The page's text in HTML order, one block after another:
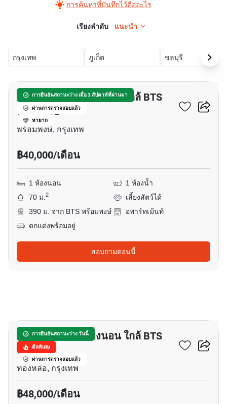
การค้นหาที่บันทึกไว้คืออะไร
เรียงลำดับ แนะนำ
กรุงเทพ ภูเก็ต ชลบุรี
การยืนยันสถานะว่าง เมื่อ 3 สัปดาห์ที่ผ่านมา
ผ่านการตรวจสอบแล้ว
หายาก
อพาร์ทเมนต์ 1-ห้องนอน ใกล้ BTS
พร้อมพงษ์
พร้อมพงษ์, กรุงเทพ
฿40,000/เดือน
1 ห้องนอน
1 ห้องน้ำ
70 ม.2
เลี้ยงสัตว์ได้
390 ม. จาก BTS พร้อมพงษ์
อพาร์ทเม้นท์
ตกแต่งพร้อมอยู่
สอบถามตอนนี้
การยืนยันสถานะว่าง วันนี้
ดีลพิเศษ
ผ่านการตรวจสอบแล้ว
อพาร์ทเมนต์ 2-ห้องนอน ใกล้ BTS
ทองหล่อ
ทองหล่อ, กรุงเทพ
฿48,000/เดือน